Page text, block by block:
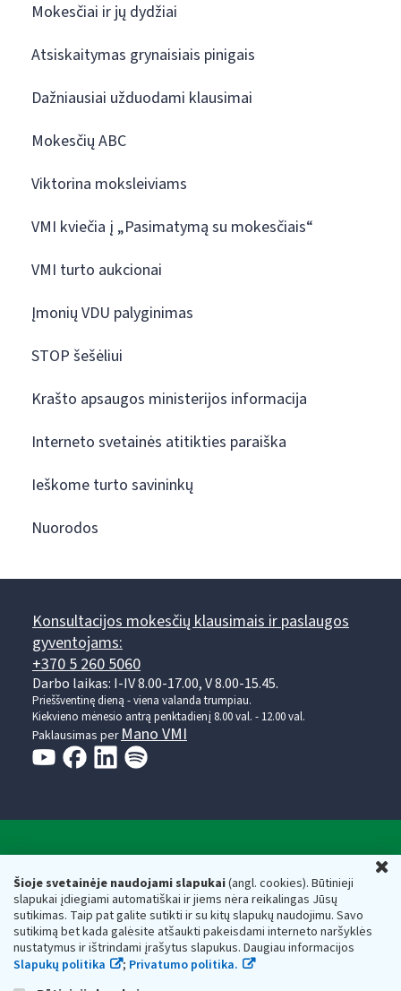
Šioje svetainėje naudojami slapukai(angl. cookies). Būtinieji
slapukai įdiegiami automatiškai ir jiems nėra reikalingas Jūsų
sutikimas. Taip pat galite sutikti ir su kitų slapukų naudojimu. Savo
sutikimą bet kada galėsite atšaukti pakeisdami interneto naršyklės
nustatymus ir ištrindami įrašytus slapukus. Daugiau informacijos
Slapukų politika
; Privatumo politika.
Mokesčiai ir jų dydžiai
Atsiskaitymas grynaisiais pinigais
Dažniausiai užduodami klausimai
Mokesčių ABC
Viktorina moksleiviams
VMI kviečia į „Pasimatymą su mokesčiais“
VMI turto aukcionai
Įmonių VDU palyginimas
STOP šešėliui
Krašto apsaugos ministerijos informacija
Interneto svetainės atitikties paraiška
Ieškome turto savininkų
Nuorodos
Konsultacijos mokesčių klausimais ir paslaugos
gyventojams:
+370 5 260 5060
Darbo laikas: I-IV 8.00-17.00, V 8.00-15.45.
Prieššventinę dieną - viena valanda trumpiau.
Kiekvieno mėnesio antrą penktadienį 8.00 val. - 12.00 val.
Paklausimas per Mano VMI
Respublikos finansų ministerijos
Biudžetinė įstaiga. Juridinio asmens kodas — 188659752,
adresas: Vasario 16-osios g. 14, 01107 Vilnius, Lietuva, el.paštas:
vmi@vmi.lt, E. pristatymo dėžutės adresas 188659752
Duomenys apie Valstybinę mokesčių inspekciją prie Lietuvos
Respublikos finansų ministerijos kaupiami ir saugomi Juridinių